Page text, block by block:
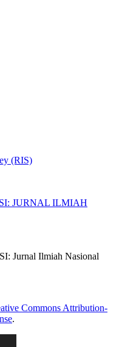
(RIS)
JURNAL ILMIAH
Jurnal Ilmiah Nasional
Commons Attribution-
.